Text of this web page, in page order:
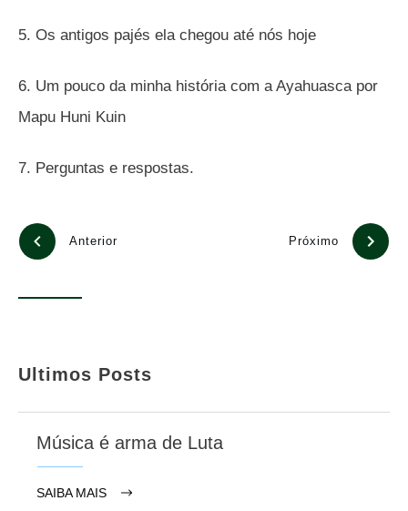
5. Os antigos pajés ela chegou até nós hoje
6. Um pouco da minha história com a Ayahuasca por
Mapu Huni Kuin
7. Perguntas e respostas.
Anterior Próximo
Ultimos Posts
Música é arma de Luta
SAIBA MAIS